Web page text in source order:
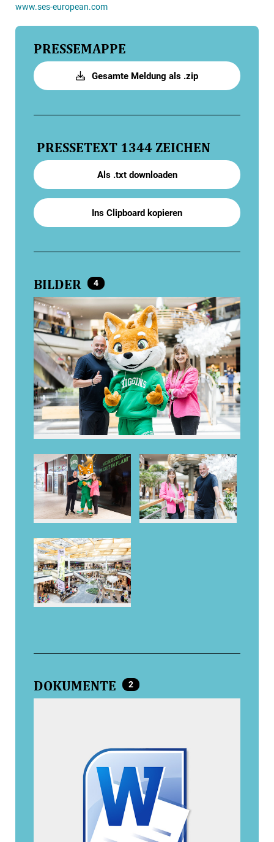
www.ses-european.com
PRESSEMAPPE
Gesamte Meldung als .zip
PRESSETEXT 1344 ZEICHEN
Als .txt downloaden
Ins Clipboard kopieren
BILDER 4
DOKUMENTE 2